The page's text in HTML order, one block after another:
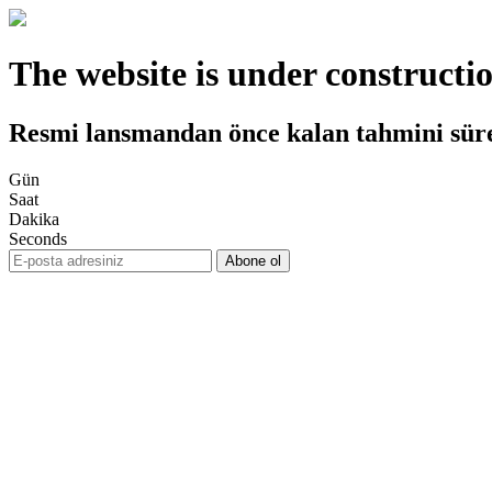
The website is under
Resmi lansmandan önce kalan tahmini
Gün
Saat
Dakika
Seconds